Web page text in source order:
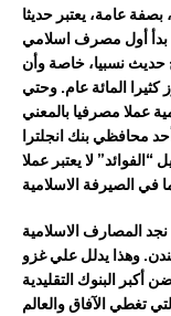
عامة، يعتبر حديثا
بدأ أول مصرف اسلامي
يعتبر تاريخ حديث نسبيا، خاصة وأن
كثيرا المائة عام. وحتي
عملا مصرفيا بالمعني
محافظي بنك انجلترا
لا يعتبر عملا
المصارف الاسلامية
وهذا يدلل علي غزو
أكبر البنوك التقليدية